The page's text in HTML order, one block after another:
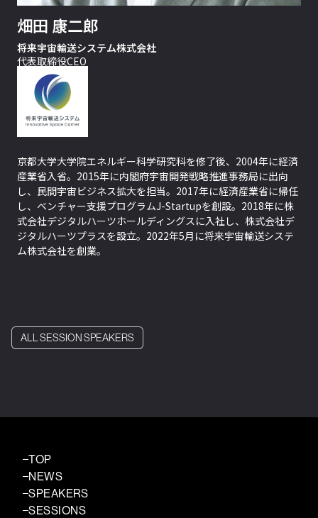
畑田 康二郎
将来宇宙輸送システム株式会社
代表取締役CEO
京都大学大学院エネルギー科学研究科を修了後、2004年に経済
産業省入省。2015年に内閣府宇宙開発戦略推進事務局に出向
し、民間宇宙ビジネス拡大を担当。2017年に経済産業省に帰任
し、ベンチャー支援プログラムJ-Startupを創設。2018年に株
式会社デジタルハーツホールディングスに入社し、株式会社デ
ジタルハーツプラスを設立。2022年5月に将来宇宙輸送システ
ム株式会社を創業。
ALL SESSION SPEAKERS
TOP
NEWS
SPEAKERS
SESSIONS